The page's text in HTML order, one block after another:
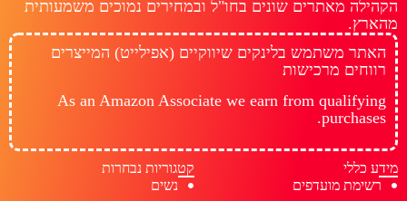
הקהילה מאתרים שונים בחו"ל ובמחירים נמוכים משמעותית
מהארץ.
האתר משתמש בלינקים שיווקיים (אפילייט) המייצרים
רווחים מרכישות
As an Amazon Associate we earn from qualifying
purchases.
מידע כללי
רשימת מועדפים
קטגוריות נבחרות
נשים